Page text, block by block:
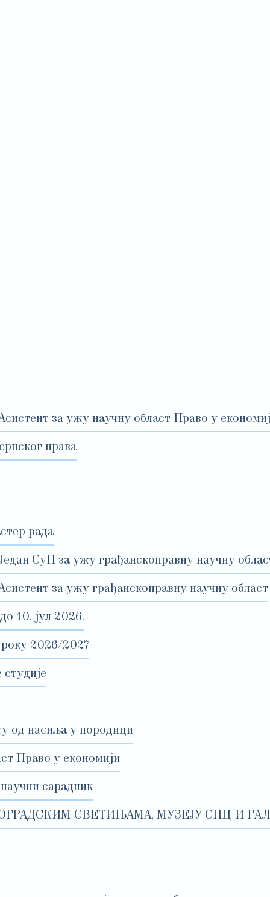
"СРЕТЕЊСКЕ БЕСЕДЕ" 2024.
за ужу научну област Право у
права
рада
СуН за ужу грађанскоправну научну
за ужу грађанскоправну научну област
10. јул 2026.
року 2026/2027
од насиља у породици
Право у економији
сарадник
СВЕТИЊАМА, МУЗЕЈУ СПЦ И